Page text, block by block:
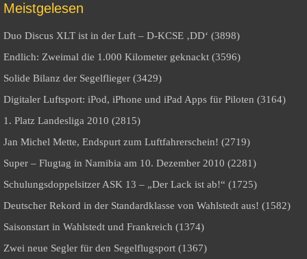
Meistgelesen
Duo Discus XLT ist in der Luft – D-KCSE ‚DD‘ (3898)
Endlich: Zweimal die 1.000 Kilometer geknackt (3596)
Solide Bilanz der Segelflieger (3429)
Digitaler Luftsport: iPod, iPhone und iPad Apps für Piloten (3164)
1. Platz Landesliga 2010 (2815)
Jan Michel Mette, Endspurt zum Luftfahrerschein! (2719)
Super – Flugtag in Namibia am 10. Dezember 2010 (2281)
Schulungsdoppelsitzer ASK 13 – „Der Lack ist ab!“ (1725)
Deutscher Rekord in der Standardklasse von Wahlstedt aus! (1582)
Saisonstart in Wahlstedt und Frankreich (1374)
Zwei neue Segler für den Segelflugsport (1367)